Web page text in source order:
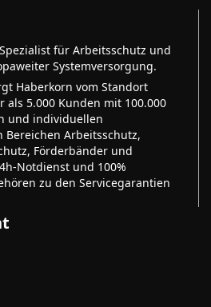
für Arbeitsschutz und
Systemversorgung.
Haberkorn vom Standort
als 5.000 Kunden mit 100.000
und individuellen
Arbeitsschutz,
Förderbänder und
Notdienst und 100%
zu den Servicegarantien